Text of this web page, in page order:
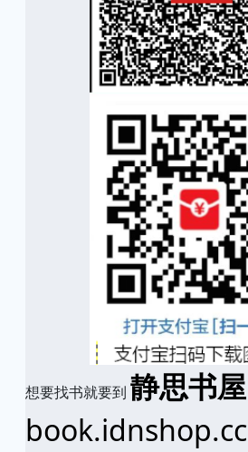
想要找书就要到 静思书屋
book.idnshop.cc